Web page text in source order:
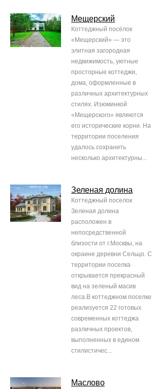
Мещерский
Коттеджный посёлок
«Мещерский» — это
элитная загородная
недвижимость, уютные
просторные коттеджи,
дома, оформленные в
различных архитектурных
стилях. Изюминкой
«Мещерского» являются
его исторические корни. На
территории поселения
удалось сохранить
несколько архитектурны...
Зеленая долина
Коттеджный поселок
Зеленая долина
расположен в
непосредственной
близости от г.Москвы, на
окраине деревни Сельцо. С
территории поселка
открывается прекрасный
вид на зеленый масив
леса.В коттеджном поселке
реализуется 22 готовых
современных коттеджа
различных проектов,
выполненных в едином
стилистичес...
Маслово